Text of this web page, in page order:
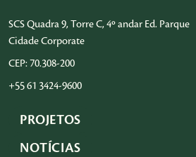
SCS Quadra 9, Torre C, 4º andar Ed. Parque
Cidade Corporate
CEP: 70.308-200
+55 61 3424-9600
PROJETOS
NOTÍCIAS